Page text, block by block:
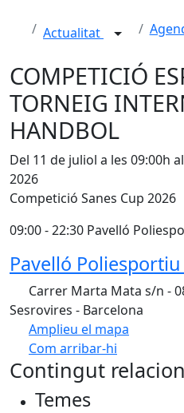
Actualitat
COMPETICIÓ
TORNEIG
HANDBOL
Del 11 de juliol a les 09:00h
2026
Competició Sanes Cup 2026
09:00 - 22:30 Pavelló
Pavelló
Carrer Marta Mata s/n -
Sesrovires - Barcelona
Amplieu el mapa
Com arribar-hi
+
Contingut
Temes